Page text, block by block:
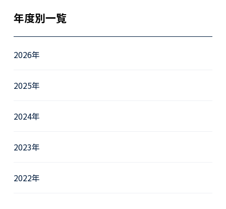
年度別一覧
2026年
2025年
2024年
2023年
2022年